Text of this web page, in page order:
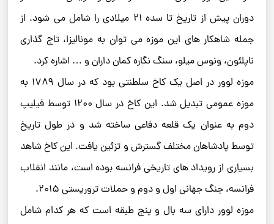
دوران پیش از تاریخ تا سده ۲۱ میلادی را شامل می شود. از
جمله شاهکار های این موزه می توان به مونالیزا، تاج گذاری
ناپلئون، ونوس میلو، سنگ نگاره کمان داران و … اشاره کرد.
موزه لوور در اصل یک کاخ سلطنتی بود که در سال ۱۷۸۹ به
موزه عمومی تبدیل شد. این کاخ در سال ۱۲۰۰ توسط فیلیپ
دوم به عنوان یک قلعه دفاعی ساخته شد و در طول تاریخ
توسط پادشاهان مختلف گسترش و تزئین یافت. این کاخ شاهد
بسیاری از رویداد های تاریخی فرانسه بوده است، مانند انقلاب
فرانسه، جنگ جهانی اول و دوم و حملات تروریستی ۲۰۱۵.
موزه لوور دارای سه بال و پنج طبقه است که هر کدام شامل